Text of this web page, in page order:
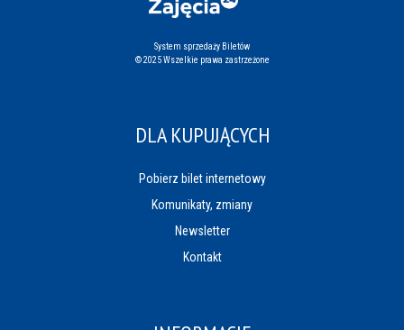
System sprzedaży Biletów
© 2025 Wszelkie prawa zastrzeżone
DLA KUPUJĄCYCH
Pobierz bilet internetowy
Komunikaty, zmiany
Newsletter
Kontakt